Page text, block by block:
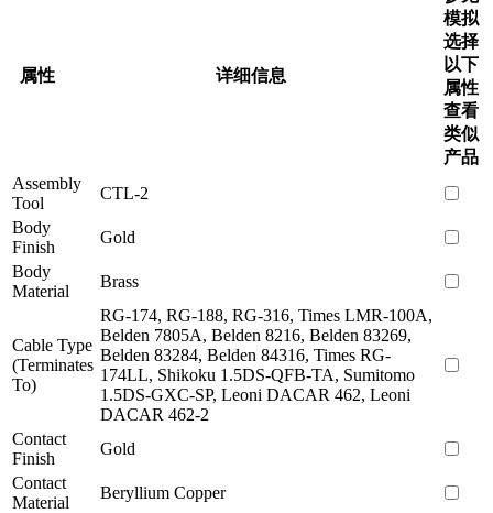
属性 详细信息
模拟
选择
以下
属性
查看
类似
产品
Assembly
Tool
CTL-2
Body
Finish
Gold
Body
Material
Brass
Cable Type
(Terminates
To)
RG-174, RG-188, RG-316, Times LMR-100A,
Belden 7805A, Belden 8216, Belden 83269,
Belden 83284, Belden 84316, Times RG-
174LL, Shikoku 1.5DS-QFB-TA, Sumitomo
1.5DS-GXC-SP, Leoni DACAR 462, Leoni
DACAR 462-2
Contact
Finish
Gold
Contact
Material
Beryllium Copper